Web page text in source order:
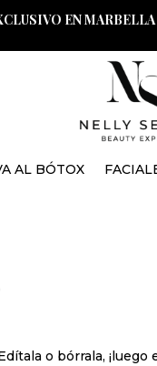
EN MARBELLA
AL BÓTOX
o bórrala, ¡luego